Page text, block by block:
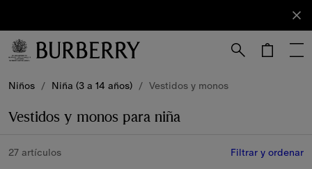
Suscríbete
a nuestro
boletín de
Niños / Niña (3 a 14 años) / Vestidos y monos
Vestidos y monos para niña
27 artículos Filtrar y ordenar